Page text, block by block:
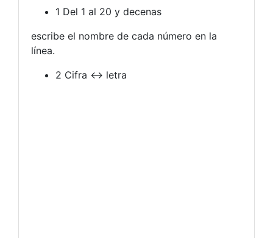
1 Del 1 al 20 y decenas
escribe el nombre de cada número en la
línea.
2 Cifra ↔ letra